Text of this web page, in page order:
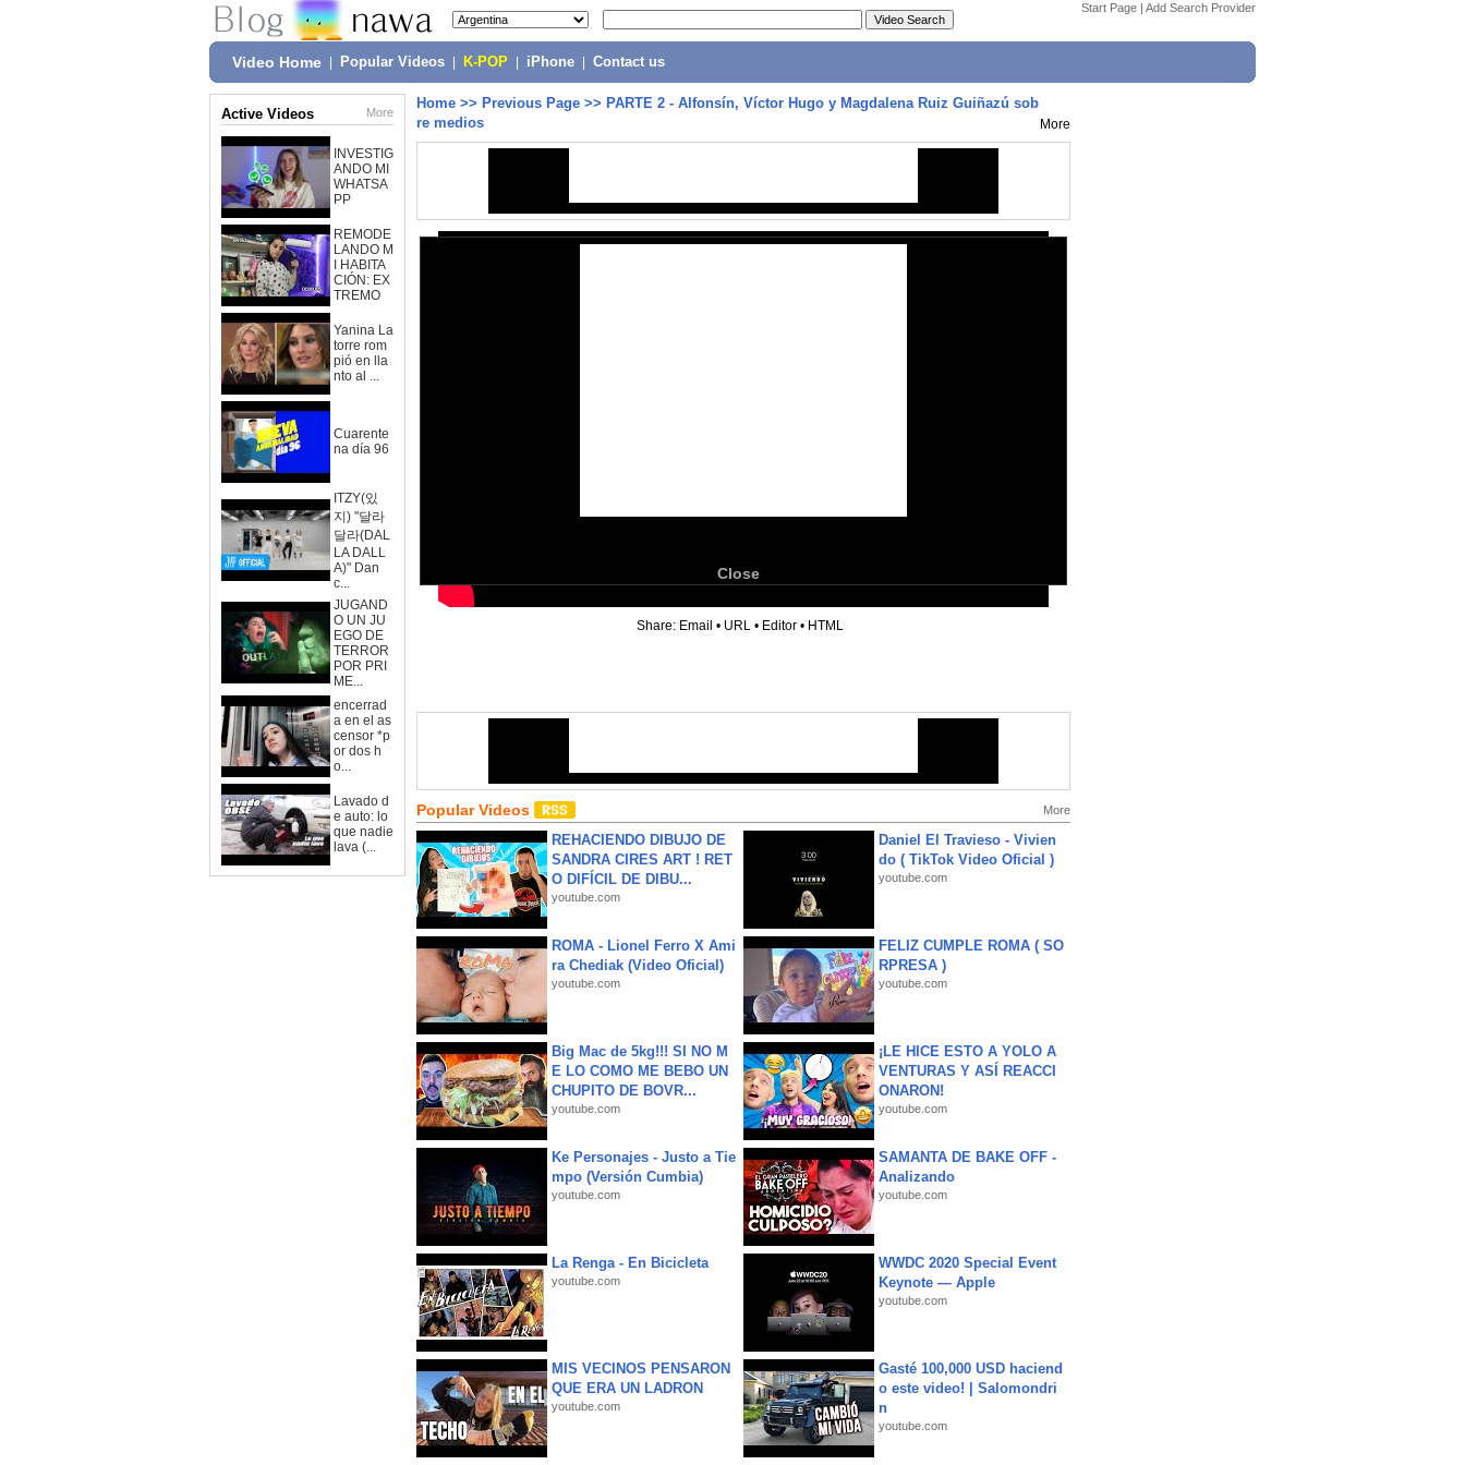
Start Page | Add Search Provider
Video Home Popular Videos K-POP iPhone Contact us
Active Videos More
INVESTIG
ANDO MI
WHATSA
PP
REMODE
LANDO M
I HABITA
CIÓN: EX
TREMO
Yanina La
torre rom
pió en lla
nto al ...
Cuarente
na día 96
ITZY(있
지) "달라
달라(DAL
LA DALL
A)" Dan
c...
JUGAND
O UN JU
EGO DE
TERROR
POR PRI
ME...
encerrad
a en el as
censor *p
or dos h
o...
Lavado d
e auto: lo
que nadie
lava (...
Home >> Previous Page >> PARTE 2 - Alfonsín, Víctor Hugo y Magdalena Ruiz Guiñazú sob
re medios
More
Close
Share: Email • URL • Editor • HTML
Popular Videos More
REHACIENDO DIBUJO DE
SANDRA CIRES ART ! RET
O DIFÍCIL DE DIBU...
youtube.com
Daniel El Travieso - Vivien
do ( TikTok Video Oficial )
youtube.com
ROMA - Lionel Ferro X Ami
ra Chediak (Video Oficial)
youtube.com
FELIZ CUMPLE ROMA ( SO
RPRESA )
youtube.com
Big Mac de 5kg!!! SI NO M
E LO COMO ME BEBO UN
CHUPITO DE BOVR...
youtube.com
¡LE HICE ESTO A YOLO A
VENTURAS Y ASÍ REACCI
ONARON!
youtube.com
Ke Personajes - Justo a Tie
mpo (Versión Cumbia)
youtube.com
SAMANTA DE BAKE OFF -
Analizando
youtube.com
La Renga - En Bicicleta
youtube.com
WWDC 2020 Special Event
Keynote — Apple
youtube.com
MIS VECINOS PENSARON
QUE ERA UN LADRON
youtube.com
Gasté 100,000 USD haciend
o este video! | Salomondri
n
youtube.com